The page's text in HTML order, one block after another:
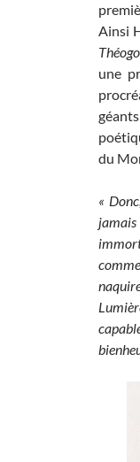
Ainsi
une
du
«